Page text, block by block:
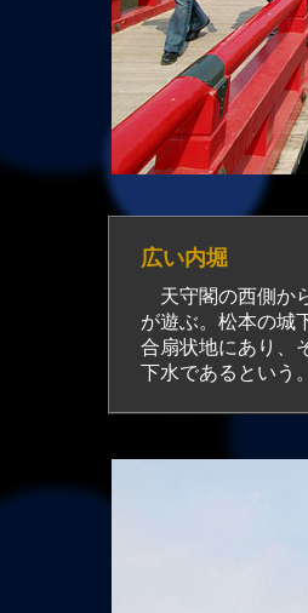
広い内堀
天守閣の西側か
が遊ぶ。松本の城
合扇状地にあり、
下水であるという。